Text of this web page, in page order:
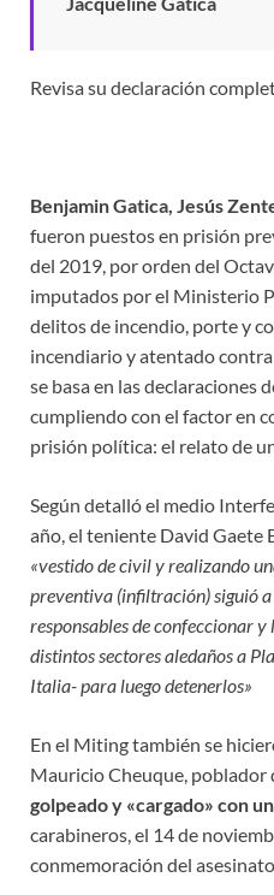
Revisa su declaración
Benjamin Gatica, Jesús
fueron puestos en prisión
del 2019, por orden del
imputados por el Ministerio
delitos de incendio, porte y
incendiario y atentado
se basa en las declaraciones
cumpliendo con el factor en
prisión política: el relato de
Según detalló el medio
año, el teniente David Gaete
«vestido de civil y realizando
preventiva (infiltración) siguió
responsables de confeccionar
distintos sectores aledaños a
Italia- para luego detenerlos»
En el Miting también se
Mauricio Cheuque, poblador
golpeado y «cargado» con
carabineros, el 14 de
conmemoración del